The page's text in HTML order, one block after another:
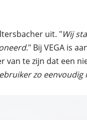
uit. "Wij
." Bij VEGA is
van te zijn dat een
zo eenvoudig